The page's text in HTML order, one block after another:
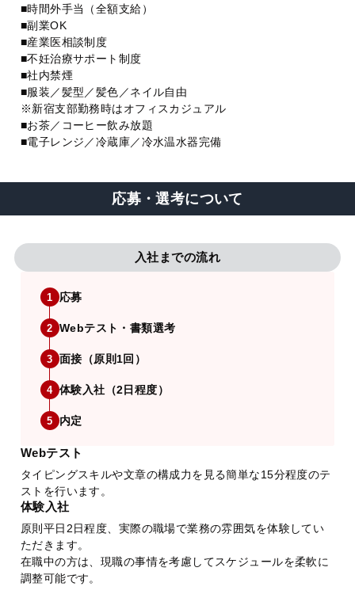
■時間外手当（全額支給）
■副業OK
■産業医相談制度
■不妊治療サポート制度
■社内禁煙
■服装／髪型／髪色／ネイル自由
※新宿支部勤務時はオフィスカジュアル
■お茶／コーヒー飲み放題
■電子レンジ／冷蔵庫／冷水温水器完備
応募・選考について
入社までの流れ
1 応募
2 Webテスト・書類選考
3 面接（原則1回）
4 体験入社（2日程度）
5 内定
Webテスト
タイピングスキルや文章の構成力を見る簡単な15分程度のテ
ストを行います。
体験入社
原則平日2日程度、実際の職場で業務の雰囲気を体験してい
ただきます。
在職中の方は、現職の事情を考慮してスケジュールを柔軟に
調整可能です。